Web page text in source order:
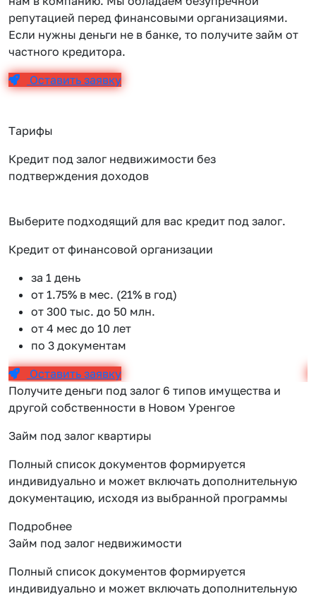
репутацией перед финансовыми организациями.
Если нужны деньги не в банке, то получите займ от
частного кредитора.
Оставить заявку
Тарифы
Кредит под залог недвижимости без
подтверждения доходов
Выберите подходящий для вас кредит под залог.
Кредит от финансовой организации
за 1 день
от 1.75% в мес. (21% в год)
от 300 тыс. до 50 млн.
от 4 мес до 10 лет
по 3 документам
Оставить заявку
Получите деньги под залог 6 типов имущества и
другой собственности в Новом Уренгое
Займ под залог квартиры
Полный список документов формируется
индивидуально и может включать дополнительную
документацию, исходя из выбранной программы
Подробнее
Займ под залог недвижимости
Полный список документов формируется
индивидуально и может включать дополнительную